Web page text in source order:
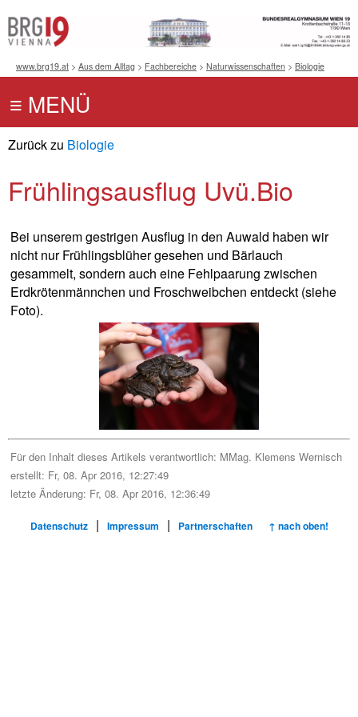
www.brg19.at > Aus dem Alltag > Fachbereiche > Naturwissenschaften > Biologie
Zurück zu Biologie
Frühlingsausflug Uvü.Bio
Bei unserem gestrigen Ausflug in den Auwald haben wir
nicht nur Frühlingsblüher gesehen und Bärlauch
gesammelt, sondern auch eine Fehlpaarung zwischen
Erdkrötenmännchen und Froschweibchen entdeckt (siehe
Foto).
Für den Inhalt dieses Artikels verantwortlich: MMag. Klemens Wernisch
erstellt: Fr, 08. Apr 2016, 12:27:49
letzte Änderung: Fr, 08. Apr 2016, 12:36:49
Datenschutz | Impressum | Partnerschaften ↑ nach oben!